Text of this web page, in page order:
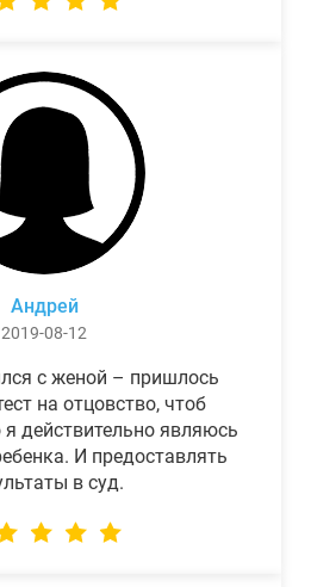
Андрей
2019-08-12
с женой – пришлось
на отцовство, чтоб
я действительно являюсь
И предоставлять
в суд.